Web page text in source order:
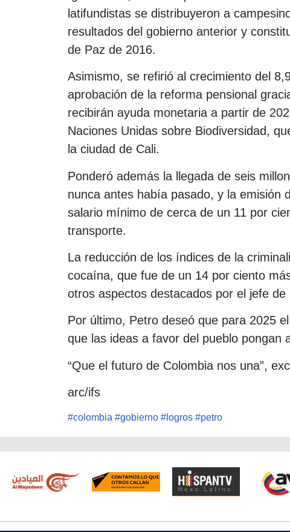
latifundistas se distribuyeron a
resultados del gobierno anterior y
de Paz de 2016.
Asimismo, se refirió al crecimiento del
aprobación de la reforma pensional
recibirán ayuda monetaria a partir de
Naciones Unidas sobre Biodiversidad,
la ciudad de Cali.
Ponderó además la llegada de seis
nunca antes había pasado, y la emisión
salario mínimo de cerca de un 11 por
transporte.
La reducción de los índices de la
cocaína, que fue de un 14 por ciento
otros aspectos destacados por el jefe de
Por último, Petro deseó que para 2025
que las ideas a favor del pueblo pongan
“Que el futuro de Colombia nos una”,
arc/ifs
#colombia #gobierno # logros #petro